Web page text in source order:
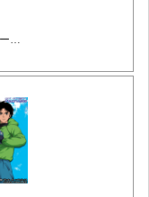
上乗せ特化ゾーン｢全速モード｣｢究極全速｣